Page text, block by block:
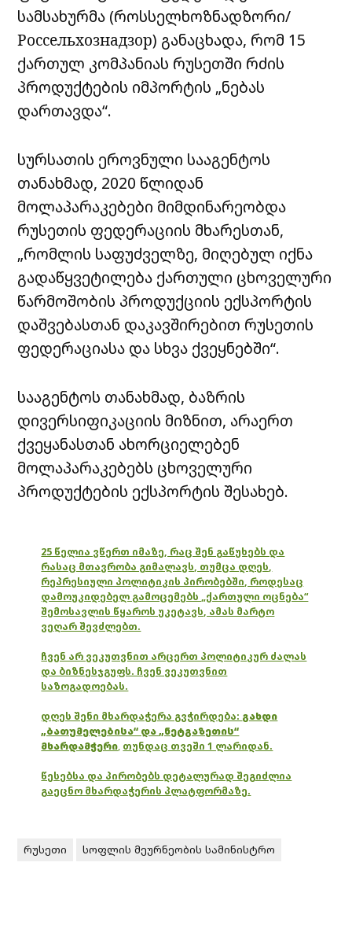
სამსახურმა (როსსელხოზნადზორი/
Россельхознадзор) განაცხადა, რომ 15
ქართულ კომპანიას რუსეთში რძის
პროდუქტების იმპორტის „ნებას
დართავდა“.
სურსათის ეროვნული სააგენტოს
თანახმად, 2020 წლიდან
მოლაპარაკებები მიმდინარეობდა
რუსეთის ფედერაციის მხარესთან,
„რომლის საფუძველზე, მიღებულ იქნა
გადაწყვეტილება ქართული ცხოველური
წარმოშობის პროდუქციის ექსპორტის
დაშვებასთან დაკავშირებით რუსეთის
ფედერაციასა და სხვა ქვეყნებში“.
სააგენტოს თანახმად, ბაზრის
დივერსიფიკაციის მიზნით, არაერთ
ქვეყანასთან ახორციელებენ
მოლაპარაკებებს ცხოველური
პროდუქტების ექსპორტის შესახებ.
25 წელია ვწერთ იმაზე, რაც შენ გაწუხებს და
რასაც მთავრობა გიმალავს, თუმცა დღეს,
რეპრესიული პოლიტიკის პირობებში, როდესაც
დამოუკიდებელ გამოცემებს „ქართული ოცნება“
შემოსავლის წყაროს უკეტავს, ამას მარტო
ვეღარ შევძლებთ.
ჩვენ არ ვეკუთვნით არცერთ პოლიტიკურ ძალას
და ბიზნესჯგუფს. ჩვენ ვეკუთვნით
საზოგადოებას.
დღეს შენი მხარდაჭერა გვჭირდება: გახდი
„ბათუმელებისა“ და „ნეტგაზეთის“
მხარდამჭერი, თუნდაც თვეში 1 ლარიდან.
წესებსა და პირობებს დეტალურად შეგიძლია
გაეცნო მხარდაჭერის პლატფორმაზე.
რუსეთი სოფლის მეურნეობის სამინისტრო